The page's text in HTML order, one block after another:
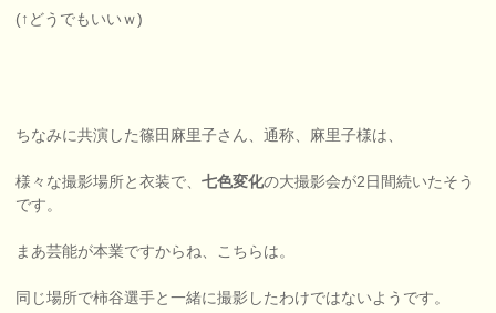
(↑どうでもいいｗ)
ちなみに共演した篠田麻里子さん、通称、麻里子様は、
様々な撮影場所と衣装で、七色変化の大撮影会が2日間続いたそう
です。
まあ芸能が本業ですからね、こちらは。
同じ場所で柿谷選手と一緒に撮影したわけではないようです。